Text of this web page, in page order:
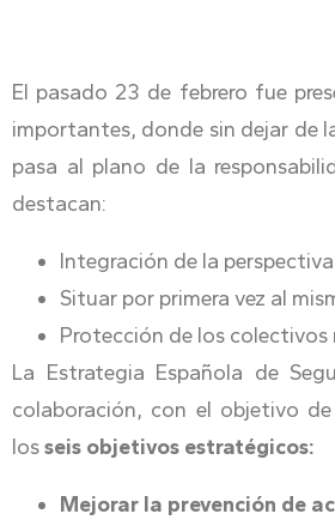
El pasado 23 de febrero fue
importantes, donde sin dejar de
pasa al plano de la
destacan:
Integración de la
Situar por primera vez al
Protección de los colectivos
La Estrategia Española de
colaboración, con el objetivo
losseis objetivos estratégicos:
Mejorar la prevención de